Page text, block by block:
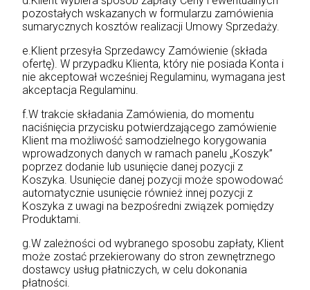
pozostałych wskazanych w formularzu zamówienia
sumarycznych kosztów realizacji Umowy Sprzedaży.
e.Klient przesyła Sprzedawcy Zamówienie (składa
ofertę). W przypadku Klienta, który nie posiada Konta i
nie akceptował wcześniej Regulaminu, wymagana jest
akceptacja Regulaminu.
f.W trakcie składania Zamówienia, do momentu
naciśnięcia przycisku potwierdzającego zamówienie
Klient ma możliwość samodzielnego korygowania
wprowadzonych danych w ramach panelu „Koszyk”
poprzez dodanie lub usunięcie danej pozycji z
Koszyka. Usunięcie danej pozycji może spowodować
automatycznie usunięcie również innej pozycji z
Koszyka z uwagi na bezpośredni związek pomiędzy
Produktami.
g.W zależności od wybranego sposobu zapłaty, Klient
może zostać przekierowany do stron zewnętrznego
dostawcy usług płatniczych, w celu dokonania
płatności.